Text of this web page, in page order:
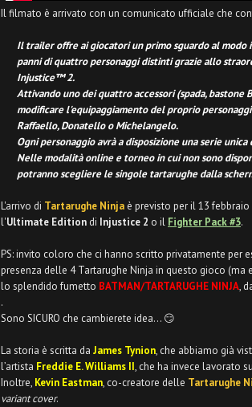
Il filmato è arrivato con un comunicato ufficiale che
Il trailer offre ai giocatori un primo sguardo al modo
panni di quattro personaggi distinti grazie allo
Injustice™ 2.
Attivando uno dei quattro accessori (spada, bastone
modificare l'equipaggiamento del proprio
Raffaello, Donatello o Michelangelo.
Ogni personaggio avrà a disposizione una serie
Nelle modalità online e torneo in cui non sono
potranno scegliere le singole tartarughe dalla
L'arrivo di Tartarughe Ninja è previsto per il 13
l'Ultimate Edition di Injustice 2 o il Fighter Pack #3.
PS: invito coloro che ci hanno scritto privatamente per
presenza delle 4 Tartarughe Ninja in questo gioco
lo splendido fumetto BATMAN/TARTARUGHE NINJA,
.
Sono SICURO che cambierete idea... 😏
La storia è scritta da James Tynion, che abbiamo già
l’artista Freddie E. Williams II, che ha invece lavorato su
Inoltre, Kevin Eastman, co-creatore delle Tartarughe
variant cover.